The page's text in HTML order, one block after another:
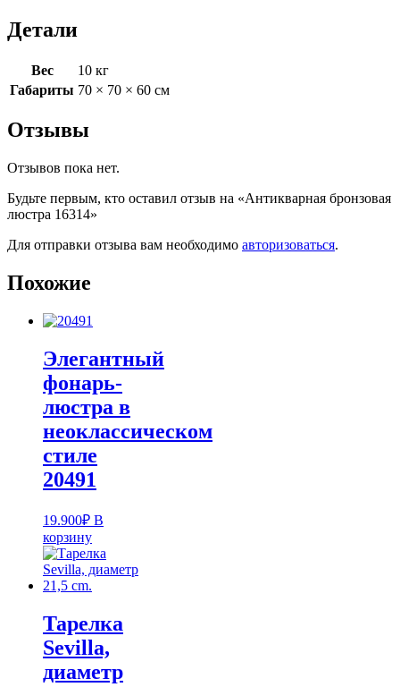
Детали
Вес
10 кг
Габариты 70 × 70 × 60 см
Отзывы
Отзывов пока нет.
Будьте первым, кто оставил отзыв на «Антикварная бронзовая
люстра 16314»
Для отправки отзыва вам необходимо авторизоваться.
Похожие
Элегантный
фонарь-
люстра в
неоклассическом
стиле
20491
19.900₽ В
корзину
Тарелка
Sevilla,
диаметр